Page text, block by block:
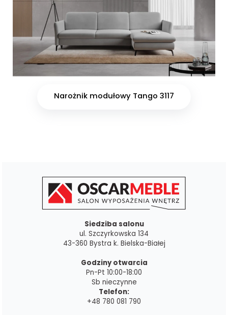
Narożnik modułowy Tango 3117
Siedziba salonu
ul. Szczyrkowska 134
43-360 Bystra k. Bielska-Białej
Godziny otwarcia
Pn-Pt 10:00-18:00
Sb nieczynne
Telefon:
+48 780 081 790